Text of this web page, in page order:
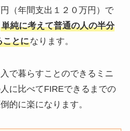
（年間支出１２０万円）で
単純に考えて普通の人の半分
ことになります。
で暮らすことのできるミニ
に比べてFIREできるまでの
的に楽になります。